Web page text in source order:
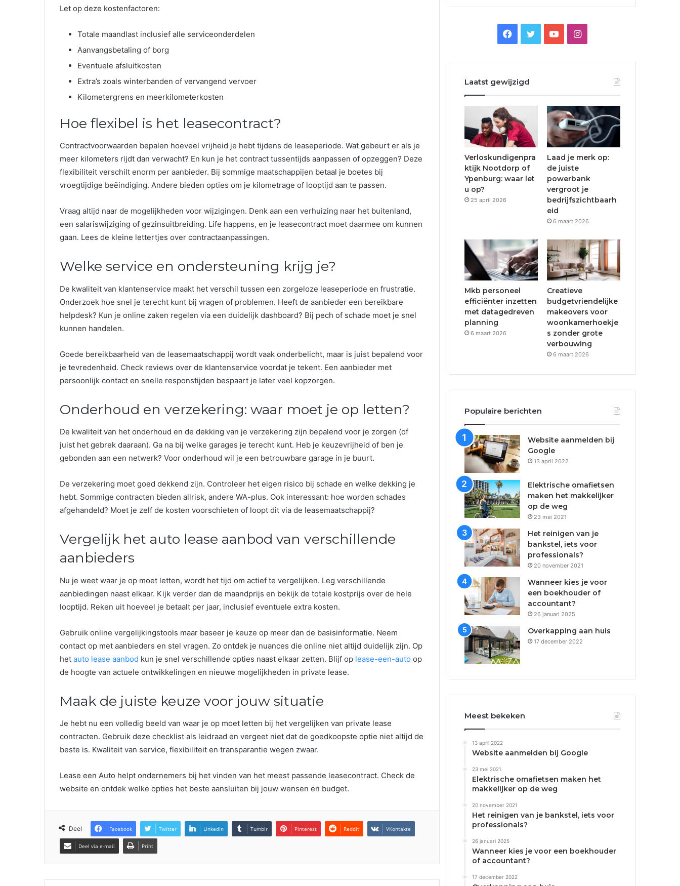
Let op deze kostenfactoren:
Totale maandlast inclusief alle serviceonderdelen
Aanvangsbetaling of borg
Eventuele afsluitkosten
Extra’s zoals winterbanden of vervangend vervoer
Kilometergrens en meerkilometerkosten
Hoe flexibel is het leasecontract?
Contractvoorwaarden bepalen hoeveel vrijheid je hebt tijdens de leaseperiode. Wat gebeurt er als je
meer kilometers rijdt dan verwacht? En kun je het contract tussentijds aanpassen of opzeggen? Deze
flexibiliteit verschilt enorm per aanbieder. Bij sommige maatschappijen betaal je boetes bij
vroegtijdige beëindiging. Andere bieden opties om je kilometrage of looptijd aan te passen.
Vraag altijd naar de mogelijkheden voor wijzigingen. Denk aan een verhuizing naar het buitenland,
een salariswijziging of gezinsuitbreiding. Life happens, en je leasecontract moet daarmee om kunnen
gaan. Lees de kleine lettertjes over contractaanpassingen.
Welke service en ondersteuning krijg je?
De kwaliteit van klantenservice maakt het verschil tussen een zorgeloze leaseperiode en frustratie.
Onderzoek hoe snel je terecht kunt bij vragen of problemen. Heeft de aanbieder een bereikbare
helpdesk? Kun je online zaken regelen via een duidelijk dashboard? Bij pech of schade moet je snel
kunnen handelen.
Goede bereikbaarheid van de leasemaatschappij wordt vaak onderbelicht, maar is juist bepalend voor
je tevredenheid. Check reviews over de klantenservice voordat je tekent. Een aanbieder met
persoonlijk contact en snelle responstijden bespaart je later veel kopzorgen.
Onderhoud en verzekering: waar moet je op letten?
De kwaliteit van het onderhoud en de dekking van je verzekering zijn bepalend voor je zorgen (of
juist het gebrek daaraan). Ga na bij welke garages je terecht kunt. Heb je keuzevrijheid of ben je
gebonden aan een netwerk? Voor onderhoud wil je een betrouwbare garage in je buurt.
De verzekering moet goed dekkend zijn. Controleer het eigen risico bij schade en welke dekking je
hebt. Sommige contracten bieden allrisk, andere WA-plus. Ook interessant: hoe worden schades
afgehandeld? Moet je zelf de kosten voorschieten of loopt dit via de leasemaatschappij?
Vergelijk het auto lease aanbod van verschillende
aanbieders
Nu je weet waar je op moet letten, wordt het tijd om actief te vergelijken. Leg verschillende
aanbiedingen naast elkaar. Kijk verder dan de maandprijs en bekijk de totale kostprijs over de hele
looptijd. Reken uit hoeveel je betaalt per jaar, inclusief eventuele extra kosten.
Gebruik online vergelijkingstools maar baseer je keuze op meer dan de basisinformatie. Neem
contact op met aanbieders en stel vragen. Zo ontdek je nuances die online niet altijd duidelijk zijn. Op
het auto lease aanbod kun je snel verschillende opties naast elkaar zetten. Blijf op lease-een-auto op
de hoogte van actuele ontwikkelingen en nieuwe mogelijkheden in private lease.
Maak de juiste keuze voor jouw situatie
Je hebt nu een volledig beeld van waar je op moet letten bij het vergelijken van private lease
contracten. Gebruik deze checklist als leidraad en vergeet niet dat de goedkoopste optie niet altijd de
beste is. Kwaliteit van service, flexibiliteit en transparantie wegen zwaar.
Lease een Auto helpt ondernemers bij het vinden van het meest passende leasecontract. Check de
website en ontdek welke opties het beste aansluiten bij jouw wensen en budget.
Deel Facebook Twitter LinkedIn Tumblr Pinterest Reddit VKontakte
Deel via e-mail Print
e
b
o
o
k
t
r
T
u
b
e
I
t
a
g
r
a
m
Laatst gewijzigd
Verloskundigenpra
ktijk Nootdorp of
Ypenburg: waar let
u op?
25 april 2026
Laad je merk op:
de juiste
powerbank
vergroot je
bedrijfszichtbaarh
eid
6 maart 2026
Mkb personeel
efficiënter inzetten
met datagedreven
planning
6 maart 2026
Creatieve
budgetvriendelijke
makeovers voor
woonkamerhoekje
s zonder grote
verbouwing
6 maart 2026
Populaire berichten
Website aanmelden bij
Google
13 april 2022
Elektrische omafietsen
maken het makkelijker
op de weg
23 mei 2021
Het reinigen van je
bankstel, iets voor
professionals?
20 november 2021
Wanneer kies je voor
een boekhouder of
accountant?
26 januari 2025
Overkapping aan huis
17 december 2022
Meest bekeken
13 april 2022
Website aanmelden bij Google
23 mei 2021
Elektrische omafietsen maken het
makkelijker op de weg
20 november 2021
Het reinigen van je bankstel, iets voor
professionals?
26 januari 2025
Wanneer kies je voor een boekhouder
of accountant?
17 december 2022